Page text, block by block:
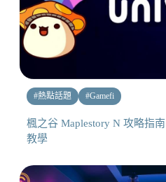
#熱點話題 #Gamefi
楓之谷 Maplestory N 攻略指
教學